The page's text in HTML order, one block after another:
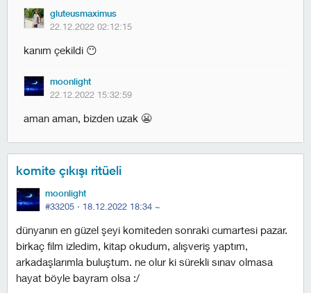
gluteusmaximus
22.12.2022 02:12:15
kanım çekildi 😶
moonlight
22.12.2022 15:32:59
aman aman, bizden uzak 😬
komite çıkışı ritüeli
moonlight
#33205 · 18.12.2022 18:34 ~
dünyanın en güzel şeyi komiteden sonraki cumartesi pazar.
birkaç film izledim, kitap okudum, alışveriş yaptım,
arkadaşlarımla buluştum. ne olur ki sürekli sınav olmasa
hayat böyle bayram olsa :/